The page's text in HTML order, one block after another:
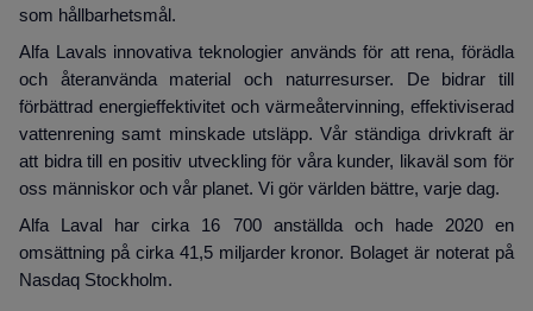
som hållbarhetsmål.
Alfa Lavals innovativa teknologier används för att rena, förädla
och återanvända material och naturresurser. De bidrar till
förbättrad energieffektivitet och värmeåtervinning, effektiviserad
vattenrening samt minskade utsläpp. Vår ständiga drivkraft är
att bidra till en positiv utveckling för våra kunder, likaväl som för
oss människor och vår planet. Vi gör världen bättre, varje dag.
Alfa Laval har cirka 16 700 anställda och hade 2020 en
omsättning på cirka 41,5 miljarder kronor. Bolaget är noterat på
Nasdaq Stockholm.